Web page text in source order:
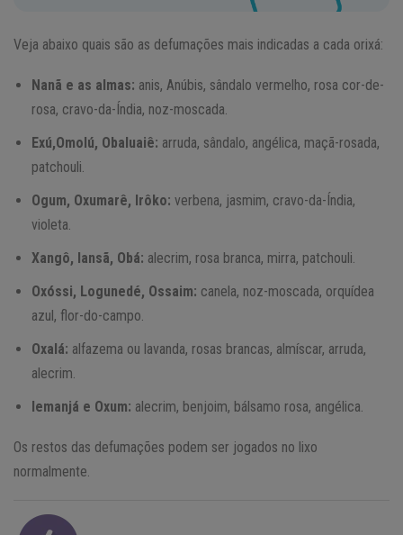
Veja abaixo quais são as defumações mais indicadas a cada orixá:
Nanã e as almas: anis, Anúbis, sândalo vermelho, rosa cor-de-
rosa, cravo-da-Índia, noz-moscada.
Exú,Omolú, Obaluaiê: arruda, sândalo, angélica, maçã-rosada,
patchouli.
Ogum, Oxumarê, Irôko: verbena, jasmim, cravo-da-Índia,
violeta.
Xangô, Iansã, Obá: alecrim, rosa branca, mirra, patchouli.
Oxóssi, Logunedé, Ossaim: canela, noz-moscada, orquídea
azul, flor-do-campo.
Oxalá: alfazema ou lavanda, rosas brancas, almíscar, arruda,
alecrim.
Iemanjá e Oxum: alecrim, benjoim, bálsamo rosa, angélica.
Os restos das defumações podem ser jogados no lixo
normalmente.